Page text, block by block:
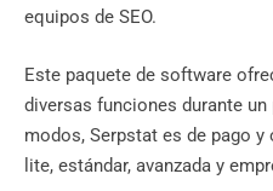
equipos de SEO.
Este paquete de software
diversas funciones durante
modos, Serpstat es de pago
lite, estándar, avanzada y